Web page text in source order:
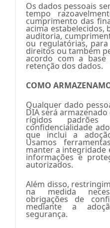
Os dados pessoais
tempo
cumprimento das
acima estabelecidos,
auditoria,
ou regulatórias,
direitos ou também
acordo com a
retenção dos dados.
COMO
Qualquer dado
DIA será
rígidos
confidencialidade
que inclui a
Usamos
manter a integridade
informações e
autorizados.
Além disso,
na medida
obrigações de
mediante a
segurança.